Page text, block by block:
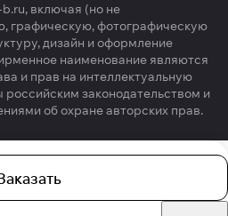
включая (но не
графическую, фотографическую
дизайн и оформление
наименование являются
и прав на интеллектуальную
законодательством и
об охране авторских прав.